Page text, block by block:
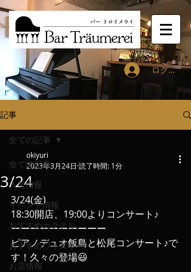
ログイン
記事
全ての記事
入荷情報
イベント情報
おすすめカクテル
おすすめウィスキー
お店情報
全ての記事
3/24
okiyuri
2023年3月24日 読了時間: 1分
3/24(金)
18:30開店、19:00よりコンサート♪
ーーーーーーーーーー
ピアノデュオ飯島と松尾コンサート♪で
す！久々の登場😃